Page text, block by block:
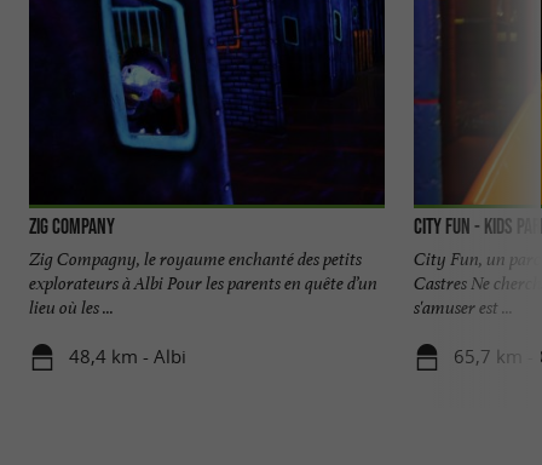
Zig Company
Zig Compagny, le royaume enchanté des petits
explorateurs à Albi Pour les parents en quête d’un
lieu où les ...
48,4 km - Albi
CITY FUN - KIDS
City Fun, un parc
Castres Ne
s'amuser est ...
65,7 km -